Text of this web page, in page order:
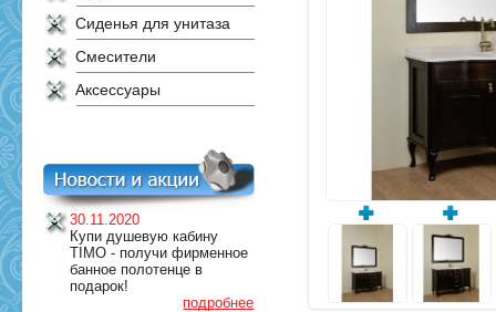
Сиденья для унитаза
Смесители
Аксессуары
30.11.2020
Купи душевую кабину
TIMO - получи фирменное
банное полотенце в
подарок!
подробнее